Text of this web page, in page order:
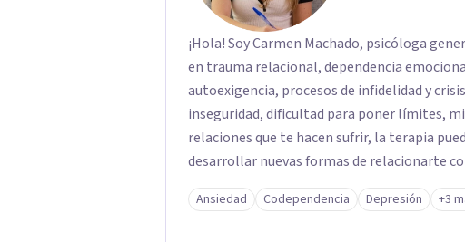
¡Hola! Soy Carmen Machado, psicóloga
en trauma relacional, dependencia
autoexigencia, procesos de infidelidad y crisis vitales. Si
inseguridad, dificultad para poner límites,
relaciones que te hacen sufrir, la terapia
desarrollar nuevas formas de relacionarte contigo y
cercano, práctico y basado en la evidencia
te permitan comprender el origen de tus
Ansiedad Codependencia Depresión +3